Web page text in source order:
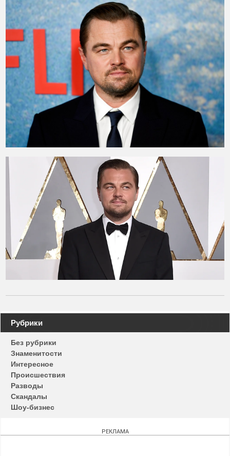
Навигация
по
записям
Рубрики
Без рубрики
Знаменитости
Интересное
Происшествия
Разводы
Скандалы
Шоу-бизнес
РЕКЛАМА